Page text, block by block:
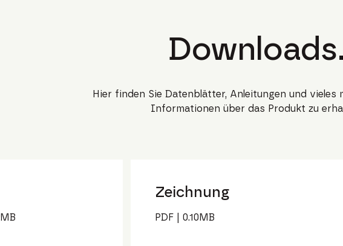
Downloads.
Hier finden Sie Datenblätter, Anleitungen und vieles
Informationen über das Produkt zu
MB
Zeichnung
PDF |0.10MB